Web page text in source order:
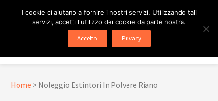
pagina
ESTINTORE ROMA
In Tutta Roma E Provincia
Menu
Home > Noleggio Estintori In Polvere Riano
I cookie ci aiutano a fornire i nostri servizi. Utilizzando tali
servizi, accetti l'utilizzo dei cookie da parte nostra.
Accetto Privacy